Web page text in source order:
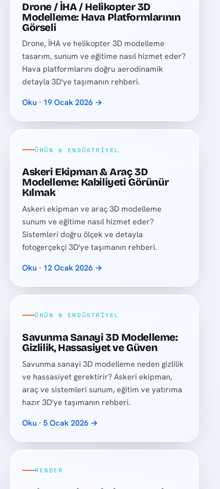
Drone / İHA / Helikopter 3D
Modelleme: Hava Platformlarının
Görseli
Drone, İHA ve helikopter 3D modelleme
tasarım, sunum ve eğitime nasıl hizmet eder?
Hava platformlarını doğru aerodinamik
detayla 3D'ye taşımanın rehberi.
Oku · 19 Ocak 2026 →
ÜRÜN & ENDÜSTRIYEL
Askeri Ekipman & Araç 3D
Modelleme: Kabiliyeti Görünür
Kılmak
Askeri ekipman ve araç 3D modelleme
sunum ve eğitime nasıl hizmet eder?
Sistemleri doğru ölçek ve detayla
fotogerçekçi 3D'ye taşımanın rehberi.
Oku · 12 Ocak 2026 →
ÜRÜN & ENDÜSTRIYEL
Savunma Sanayi 3D Modelleme:
Gizlilik, Hassasiyet ve Güven
Savunma sanayi 3D modelleme neden gizlilik
ve hassasiyet gerektirir? Askeri ekipman,
araç ve sistemleri sunum, eğitim ve yatırıma
hazır 3D'ye taşımanın rehberi.
Oku · 5 Ocak 2026 →
RENDER